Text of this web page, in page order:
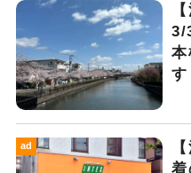
3/
本
す
ad
着